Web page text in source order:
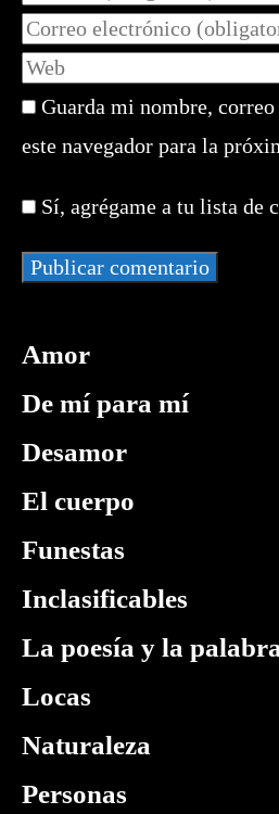
tu
nombre
o
de
usuario
comentar
Introduce
tu
dirección
de
electrónico
comentar
Introduce
la
URL
de
web
(opcional)
Guarda mi nombre,
este navegador para la
Sí, agrégame a tu lista de
Amor
De mí para mí
Desamor
El cuerpo
Funestas
Inclasificables
La poesía y la
Locas
Naturaleza
Personas